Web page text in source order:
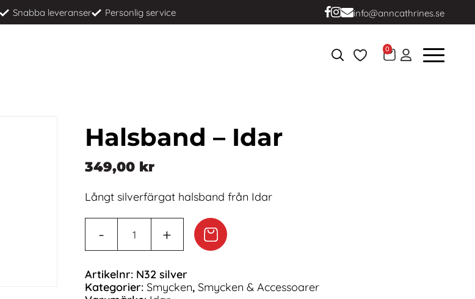
Snabba leveranser Personlig service info@anncathrines.se
0
Halsband – Idar
349,00 kr
Långt silverfärgat halsband från Idar
Artikelnr: N32 silver
Kategorier: Smycken, Smycken & Accessoarer